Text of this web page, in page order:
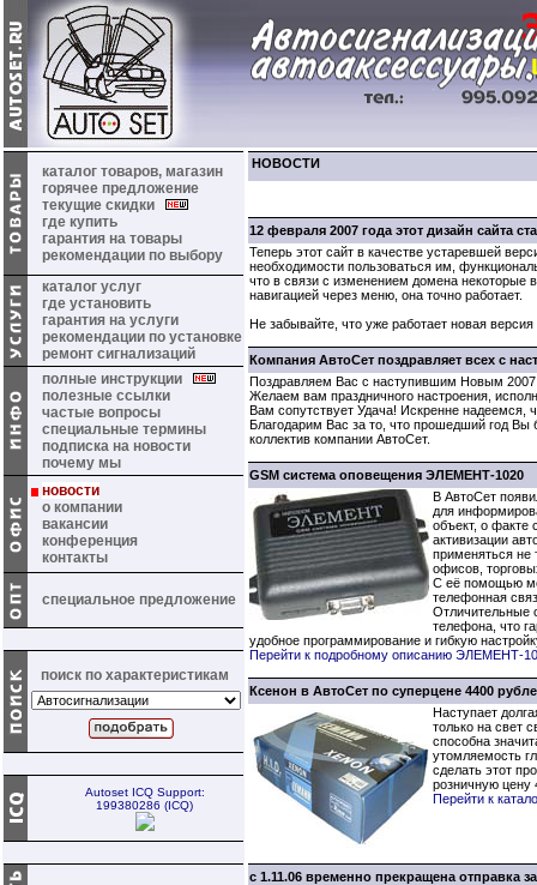
каталог товаров, магазин
горячее предложение
текущие скидки
где купить
гарантия на товары
рекомендации по выбору
каталог услуг
где установить
гарантия на услуги
рекомендации по установке
ремонт сигнализаций
полные инструкции
полезные ссылки
частые вопросы
специальные термины
подписка на новости
почему мы
новости
о компании
вакансии
конференция
контакты
специальное предложение
поиск по характеристикам
Autoset ICQ Support:
199380286 (ICQ)
НОВОСТИ
12 февраля 2007 года этот дизайн сайта
Теперь этот сайт в качестве устаревшей
необходимости пользоваться им,
что в связи с изменением домена некоторые
навигацией через меню, она точно работает.
Не забывайте, что уже работает новая
Компания АвтоСет поздравляет всех с
Поздравляем Вас с наступившим Новым
Желаем вам праздничного настроения,
Вам сопутствует Удача! Искренне надеемся,
Благодарим Вас за то, что прошедший год
коллектив компании АвтоСет.
GSM система оповещения ЭЛЕМЕНТ-1020
В АвтоСет
для
объект, о факте
активизации
применяться не
офисов,
С её помощью
телефонная
Отличительные
телефона, что
удобное программирование и гибкую
Перейти к подробному описанию ЭЛЕМЕНТ-
Ксенон в АвтоСет по суперцене 4400
Наступает
только на свет
способна
утомляемость
сделать этот
розничную цену
Перейти к
с 1.11.06 временно прекращена отправка